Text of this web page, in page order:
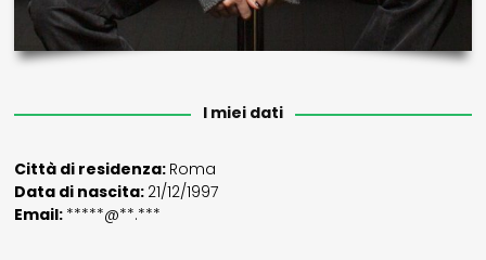
I miei dati
Città di residenza: Roma
Data di nascita: 21/12/1997
Email: *****@**.***